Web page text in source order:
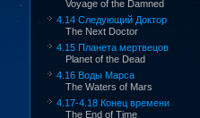
Voyage of the Damned
4.14 Следующий Доктор
The Next Doctor
4.15 Планета мертвецов
Planet of the Dead
4.16 Воды Марса
The Waters of Mars
4.17-4.18 Конец времени
The End of Time